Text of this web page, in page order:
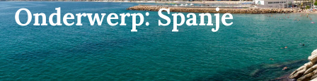
Onderwerp:Spanje